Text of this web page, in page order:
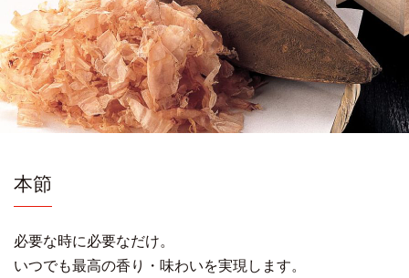
本節
必要な時に必要なだけ。
いつでも最高の香り・味わいを実現します。